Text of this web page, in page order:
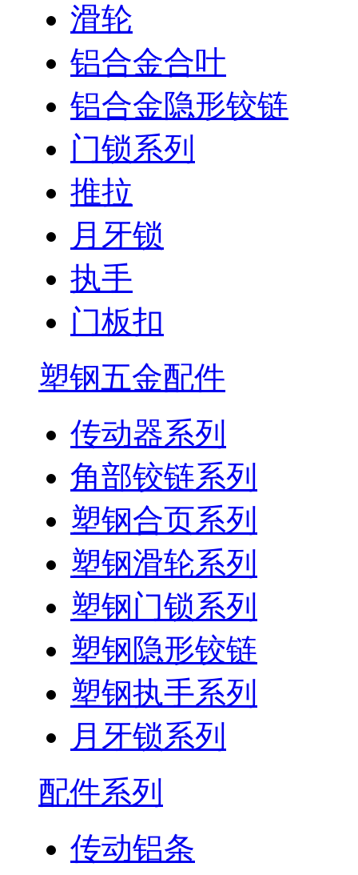
滑轮
铝合金合叶
铝合金隐形铰链
门锁系列
推拉
月牙锁
执手
门板扣
塑钢五金配件
传动器系列
角部铰链系列
塑钢合页系列
塑钢滑轮系列
塑钢门锁系列
塑钢隐形铰链
塑钢执手系列
月牙锁系列
配件系列
传动铝条